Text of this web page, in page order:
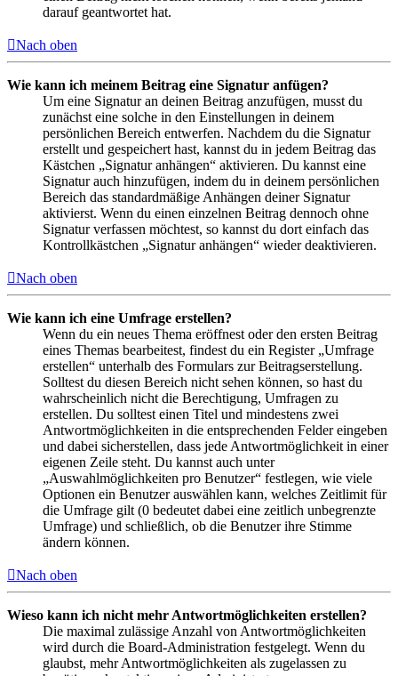
darauf geantwortet hat.
Nach oben
Wie kann ich meinem Beitrag eine Signatur anfügen?
Um eine Signatur an deinen Beitrag anzufügen, musst du
zunächst eine solche in den Einstellungen in deinem
persönlichen Bereich entwerfen. Nachdem du die Signatur
erstellt und gespeichert hast, kannst du in jedem Beitrag das
Kästchen „Signatur anhängen“ aktivieren. Du kannst eine
Signatur auch hinzufügen, indem du in deinem persönlichen
Bereich das standardmäßige Anhängen deiner Signatur
aktivierst. Wenn du einen einzelnen Beitrag dennoch ohne
Signatur verfassen möchtest, so kannst du dort einfach das
Kontrollkästchen „Signatur anhängen“ wieder deaktivieren.
Nach oben
Wie kann ich eine Umfrage erstellen?
Wenn du ein neues Thema eröffnest oder den ersten Beitrag
eines Themas bearbeitest, findest du ein Register „Umfrage
erstellen“ unterhalb des Formulars zur Beitragserstellung.
Solltest du diesen Bereich nicht sehen können, so hast du
wahrscheinlich nicht die Berechtigung, Umfragen zu
erstellen. Du solltest einen Titel und mindestens zwei
Antwortmöglichkeiten in die entsprechenden Felder eingeben
und dabei sicherstellen, dass jede Antwortmöglichkeit in einer
eigenen Zeile steht. Du kannst auch unter
„Auswahlmöglichkeiten pro Benutzer“ festlegen, wie viele
Optionen ein Benutzer auswählen kann, welches Zeitlimit für
die Umfrage gilt (0 bedeutet dabei eine zeitlich unbegrenzte
Umfrage) und schließlich, ob die Benutzer ihre Stimme
ändern können.
Nach oben
Wieso kann ich nicht mehr Antwortmöglichkeiten erstellen?
Die maximal zulässige Anzahl von Antwortmöglichkeiten
wird durch die Board-Administration festgelegt. Wenn du
glaubst, mehr Antwortmöglichkeiten als zugelassen zu